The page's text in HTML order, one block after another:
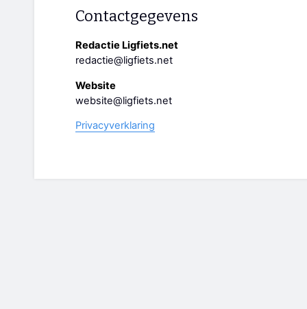
Contactgegevens
Redactie Ligfiets.net
redactie@ligfiets.net
Website
website@ligfiets.net
Privacyverklaring